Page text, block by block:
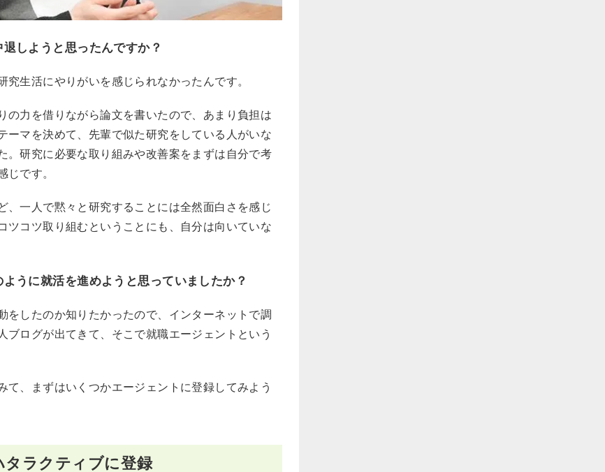
しようと思ったんですか？
生活にやりがいを感じられなかったんです。
の力を借りながら論文を書いたので、あまり負担は
ーマを決めて、先輩で似た研究をしている人がいな
。研究に必要な取り組みや改善案をまずは自分で考
じです。
、一人で黙々と研究することには全然面白さを感じ
ツコツ取り組むということにも、自分は向いていな
うに就活を進めようと思っていましたか？
をしたのか知りたかったので、インターネットで調
ログが出てきて、そこで就職エージェントという
、まずはいくつかエージェントに登録してみよう
タラクティブに登録